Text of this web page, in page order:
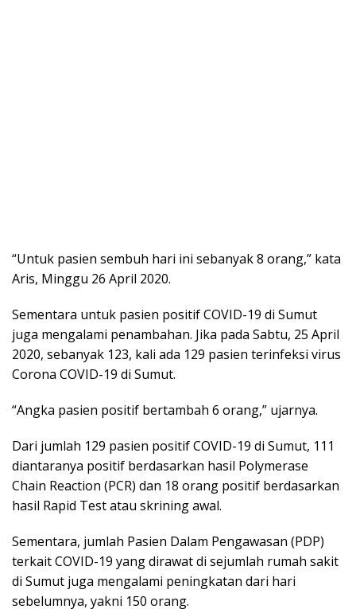
“Untuk pasien sembuh hari ini sebanyak 8 orang,” kata
Aris, Minggu 26 April 2020.
Sementara untuk pasien positif COVID-19 di Sumut
juga mengalami penambahan. Jika pada Sabtu, 25 April
2020, sebanyak 123, kali ada 129 pasien terinfeksi virus
Corona COVID-19 di Sumut.
“Angka pasien positif bertambah 6 orang,” ujarnya.
Dari jumlah 129 pasien positif COVID-19 di Sumut, 111
diantaranya positif berdasarkan hasil Polymerase
Chain Reaction (PCR) dan 18 orang positif berdasarkan
hasil Rapid Test atau skrining awal.
Sementara, jumlah Pasien Dalam Pengawasan (PDP)
terkait COVID-19 yang dirawat di sejumlah rumah sakit
di Sumut juga mengalami peningkatan dari hari
sebelumnya, yakni 150 orang.